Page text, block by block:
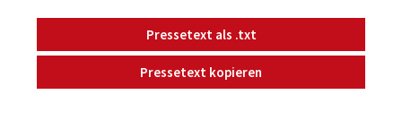
Pressetext als .txt
Pressetext kopieren